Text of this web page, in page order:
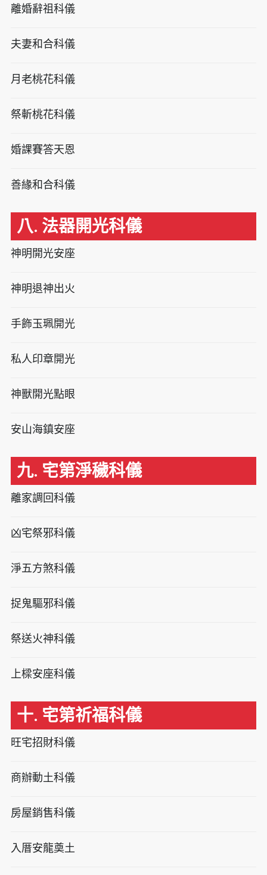
離婚辭祖科儀
夫妻和合科儀
月老桃花科儀
祭斬桃花科儀
婚課賽答天恩
善緣和合科儀
八. 法器開光科儀
神明開光安座
神明退神出火
手飾玉珮開光
私人印章開光
神獸開光點眼
安山海鎮安座
九. 宅第淨穢科儀
離家調回科儀
凶宅祭邪科儀
淨五方煞科儀
捉鬼驅邪科儀
祭送火神科儀
上樑安座科儀
十. 宅第祈福科儀
旺宅招財科儀
商辦動土科儀
房屋銷售科儀
入厝安龍奠土